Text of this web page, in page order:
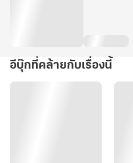
อีบุ๊กที่คล้ายกับเรื่องนี้